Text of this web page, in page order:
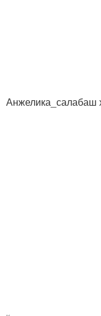
Анжелика_салабаш